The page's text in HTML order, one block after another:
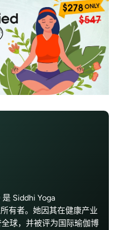
是 Siddhi Yoga
有者。她因其在健康产业
球，并被评为国际瑜伽博